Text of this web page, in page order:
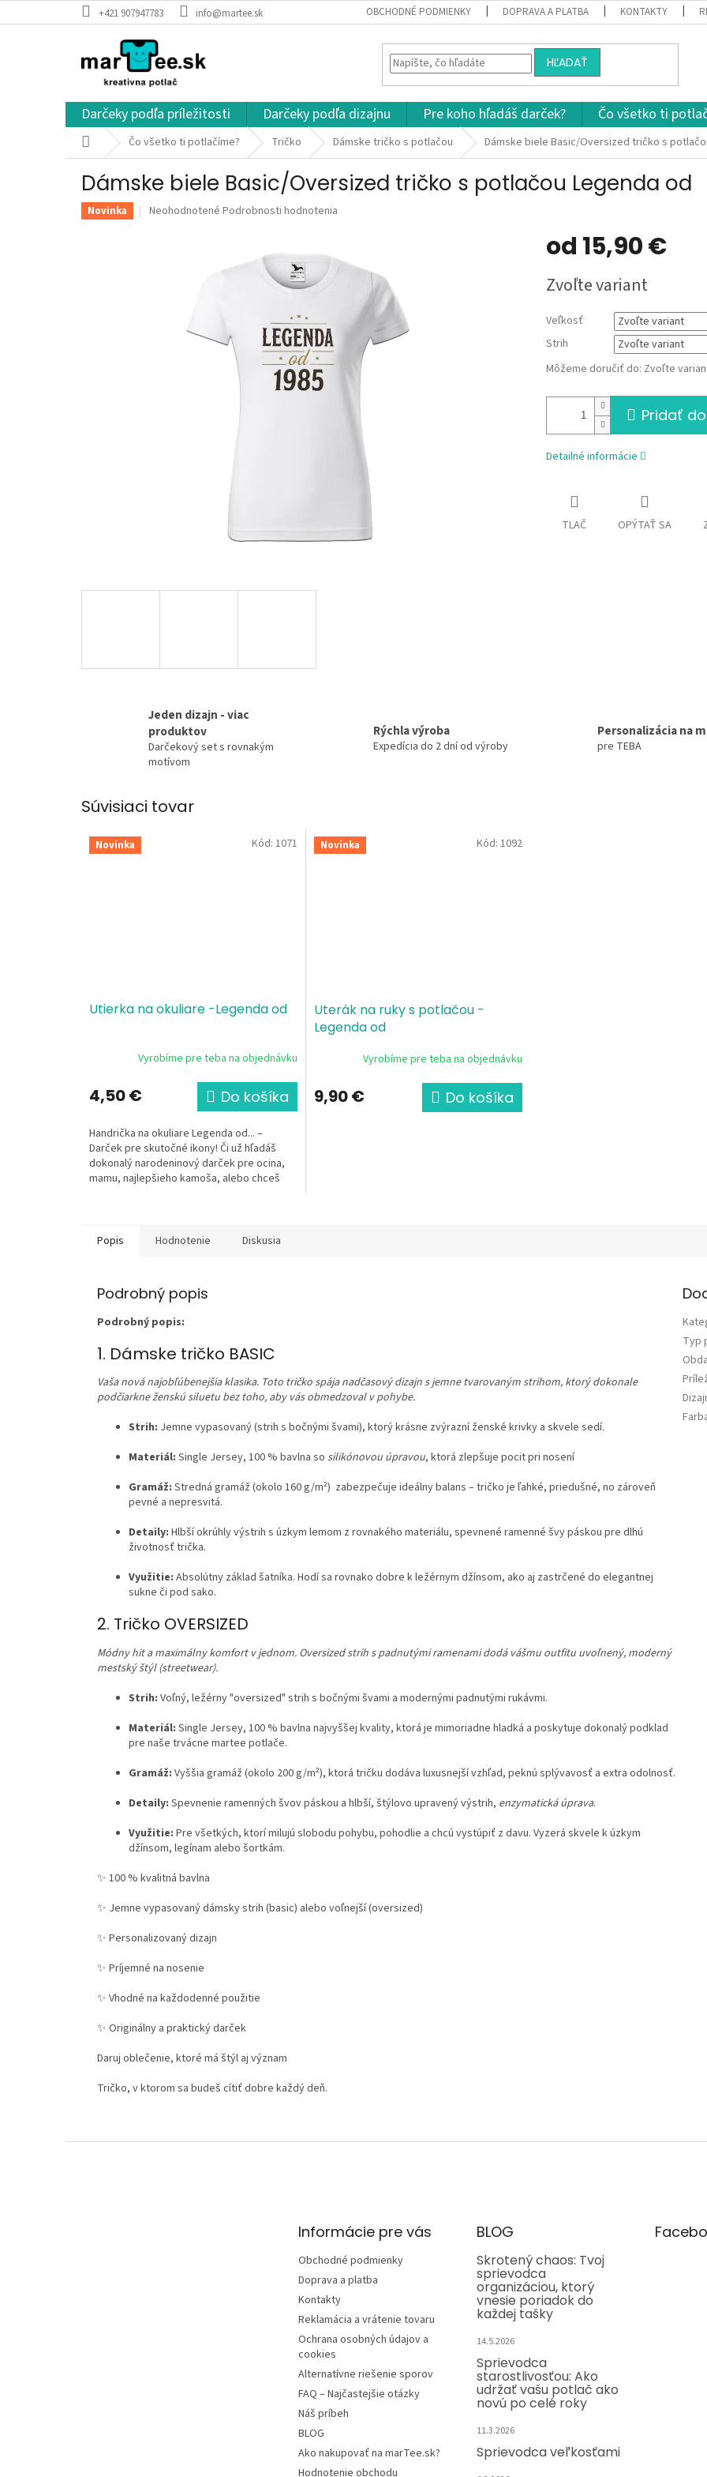
na
+421 907947783 info@martee.sk OBCHODNÉ PODMIENKY DOPRAVA A PLATBA KONTAKTY
HĽADAŤ
Darčeky podľa príležitosti Darčeky podľa dizajnu Pre koho hľadáš darček? Čo všetko ti
Domov Čo všetko ti potlačíme? Tričko Dámske tričko s potlačou Dámske biele Basic/Oversized tričko s
Dámske biele Basic/Oversized tričko s potlačou Legenda od
Novinka
Priemerné
Neohodnotené Podrobnosti hodnotenia
od 15,90 €
cena:
Zvoľte variant
Veľkosť
Strih
Môžeme doručiť do: Zvoľte
Pridať
Detailné informácie
TLAČ OPÝTAŤ SA
Jeden dizajn - viac
produktov
Darčekový set s rovnakým
motívom
Rýchla výroba
Expedícia do 2 dní od výroby
Personalizácia na
pre TEBA
Súvisiaci tovar
Novinka
Utierka na okuliare -Legenda od
Vyrobíme pre teba na objednávku
4,50 € Do košíka
Handrička na okuliare Legenda od... –
Darček pre skutočné ikony! Či už hľadáš
dokonalý narodeninový darček pre ocina,
mamu, najlepšieho kamoša, alebo chceš
Kód: 1071 Novinka
Uterák na ruky s potlačou -
Legenda od
Vyrobíme pre teba na objednávku
9,90 € Do košíka
Kód: 1092
Popis Hodnotenie Diskusia
Podrobný popis
Podrobný popis:
1. Dámske tričko BASIC
Vaša nová najobľúbenejšia klasika. Toto tričko spája nadčasový dizajn s jemne tvarovaným strihom, ktorý dokonale
podčiarkne ženskú siluetu bez toho, aby vás obmedzoval v pohybe.
Strih: Jemne vypasovaný (strih s bočnými švami), ktorý krásne zvýrazní ženské krivky a skvele sedí.
Materiál: Single Jersey, 100 % bavlna so silikónovou úpravou, ktorá zlepšuje pocit pri nosení
Gramáž: Stredná gramáž (okolo 160 g/m²) zabezpečuje ideálny balans – tričko je ľahké, priedušné, no zároveň
pevné a nepresvitá.
Detaily: Hlbší okrúhly výstrih s úzkym lemom z rovnakého materiálu, spevnené ramenné švy páskou pre dlhú
životnosť trička.
Využitie: Absolútny základ šatníka. Hodí sa rovnako dobre k ležérnym džínsom, ako aj zastrčené do elegantnej
sukne či pod sako.
2. Tričko OVERSIZED
Módny hit a maximálny komfort v jednom. Oversized strih s padnutými ramenami dodá vášmu outfitu uvoľnený, moderný
mestský štýl (streetwear).
Strih: Voľný, ležérny "oversized" strih s bočnými švami a modernými padnutými rukávmi.
Materiál: Single Jersey, 100 % bavlna najvyššej kvality, ktorá je mimoriadne hladká a poskytuje dokonalý podklad
pre naše trvácne martee potlače.
Gramáž: Vyššia gramáž (okolo 200 g/m²), ktorá tričku dodáva luxusnejší vzhľad, peknú splývavosť a extra odolnosť.
Detaily: Spevnenie ramenných švov páskou a hlbší, štýlovo upravený výstrih, enzymatická úprava.
Využitie: Pre všetkých, ktorí milujú slobodu pohybu, pohodlie a chcú vystúpiť z davu. Vyzerá skvele k úzkym
džínsom, legínam alebo šortkám.
✨ 100 % kvalitná bavlna
✨ Jemne vypasovaný dámsky strih (basic) alebo voľnejší (oversized)
✨ Personalizovaný dizajn
✨ Príjemné na nosenie
✨ Vhodné na každodenné použitie
✨ Originálny a praktický darček
Daruj oblečenie, ktoré má štýl aj význam
Tričko, v ktorom sa budeš cítiť dobre každý deň.
Typ
Informácie pre vás
Obchodné podmienky
Doprava a platba
Kontakty
Reklamácia a vrátenie tovaru
Ochrana osobných údajov a
cookies
Alternatívne riešenie sporov
FAQ – Najčastejšie otázky
Náš príbeh
BLOG
Ako nakupovať na marTee.sk?
Hodnotenie obchodu
BLOG
Skrotený chaos: Tvoj
sprievodca
organizáciou, ktorý
vnesie poriadok do
každej tašky
14.5.2026
Sprievodca
starostlivosťou: Ako
udržať vašu potlač ako
novú po celé roky
11.3.2026
Sprievodca veľkosťami